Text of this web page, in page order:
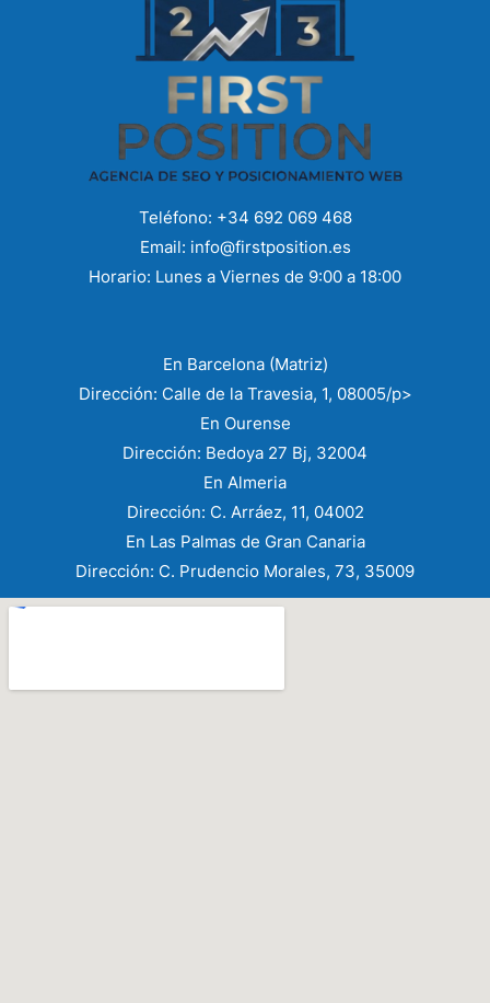
Teléfono: +34 692 069 468
Email: info@firstposition.es​
Horario: Lunes a Viernes de 9:00 a 18:00
En Barcelona (Matriz)
Dirección: Calle de la Travesia, 1, 08005/p>
En Ourense
Dirección: Bedoya 27 Bj, 32004
En Almeria
Dirección: C. Arráez, 11, 04002
En Las Palmas de Gran Canaria
Dirección: C. Prudencio Morales, 73, 35009